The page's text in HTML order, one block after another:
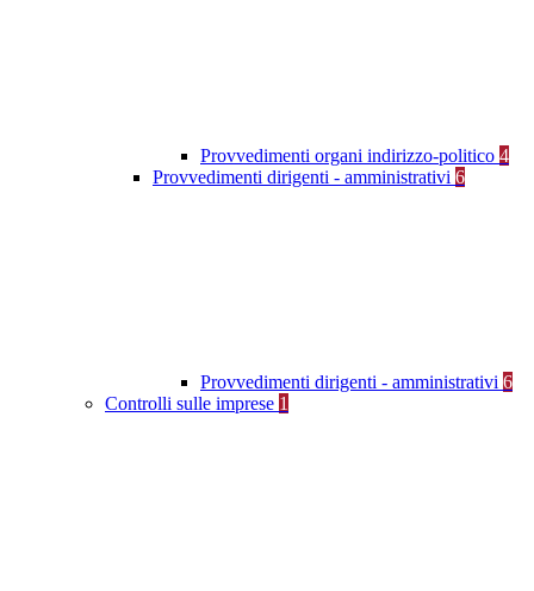
Provvedimenti organi indirizzo-politico 4
Provvedimenti dirigenti - amministrativi 6
Provvedimenti dirigenti - amministrativi 6
Controlli sulle imprese 1